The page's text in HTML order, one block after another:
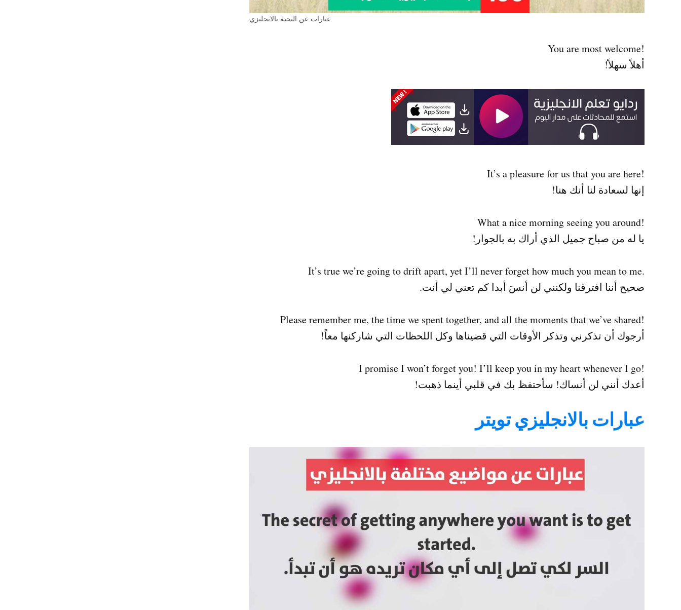
عبارات عن التحية بالانجليزي
!You are most welcome
أهلاً سهلاً!
!It’s a pleasure for us that you are here
إنها لسعادة لنا أنك هنا!
!What a nice morning seeing you around
يا له من صباح جميل الذي أراك به بالجوار!
.It’s true we’re going to drift apart, yet I’ll never forget how much you mean to me
صحيح أننا افترقنا ولكنني لن أنسَ أبدا كم تعني لي أنت.
!Please remember me, the time we spent together, and all the moments that we’ve shared
أرجوك أن تذكرني وتذكر الأوقات التي قضيناها وكل اللحظات التي شاركنها معاً!
!I promise I won’t forget you! I’ll keep you in my heart whenever I go
أعدك أنني لن أنساك! سأحتفظ بك في قلبي أينما ذهبت!
عبارات بالانجليزي تويتر